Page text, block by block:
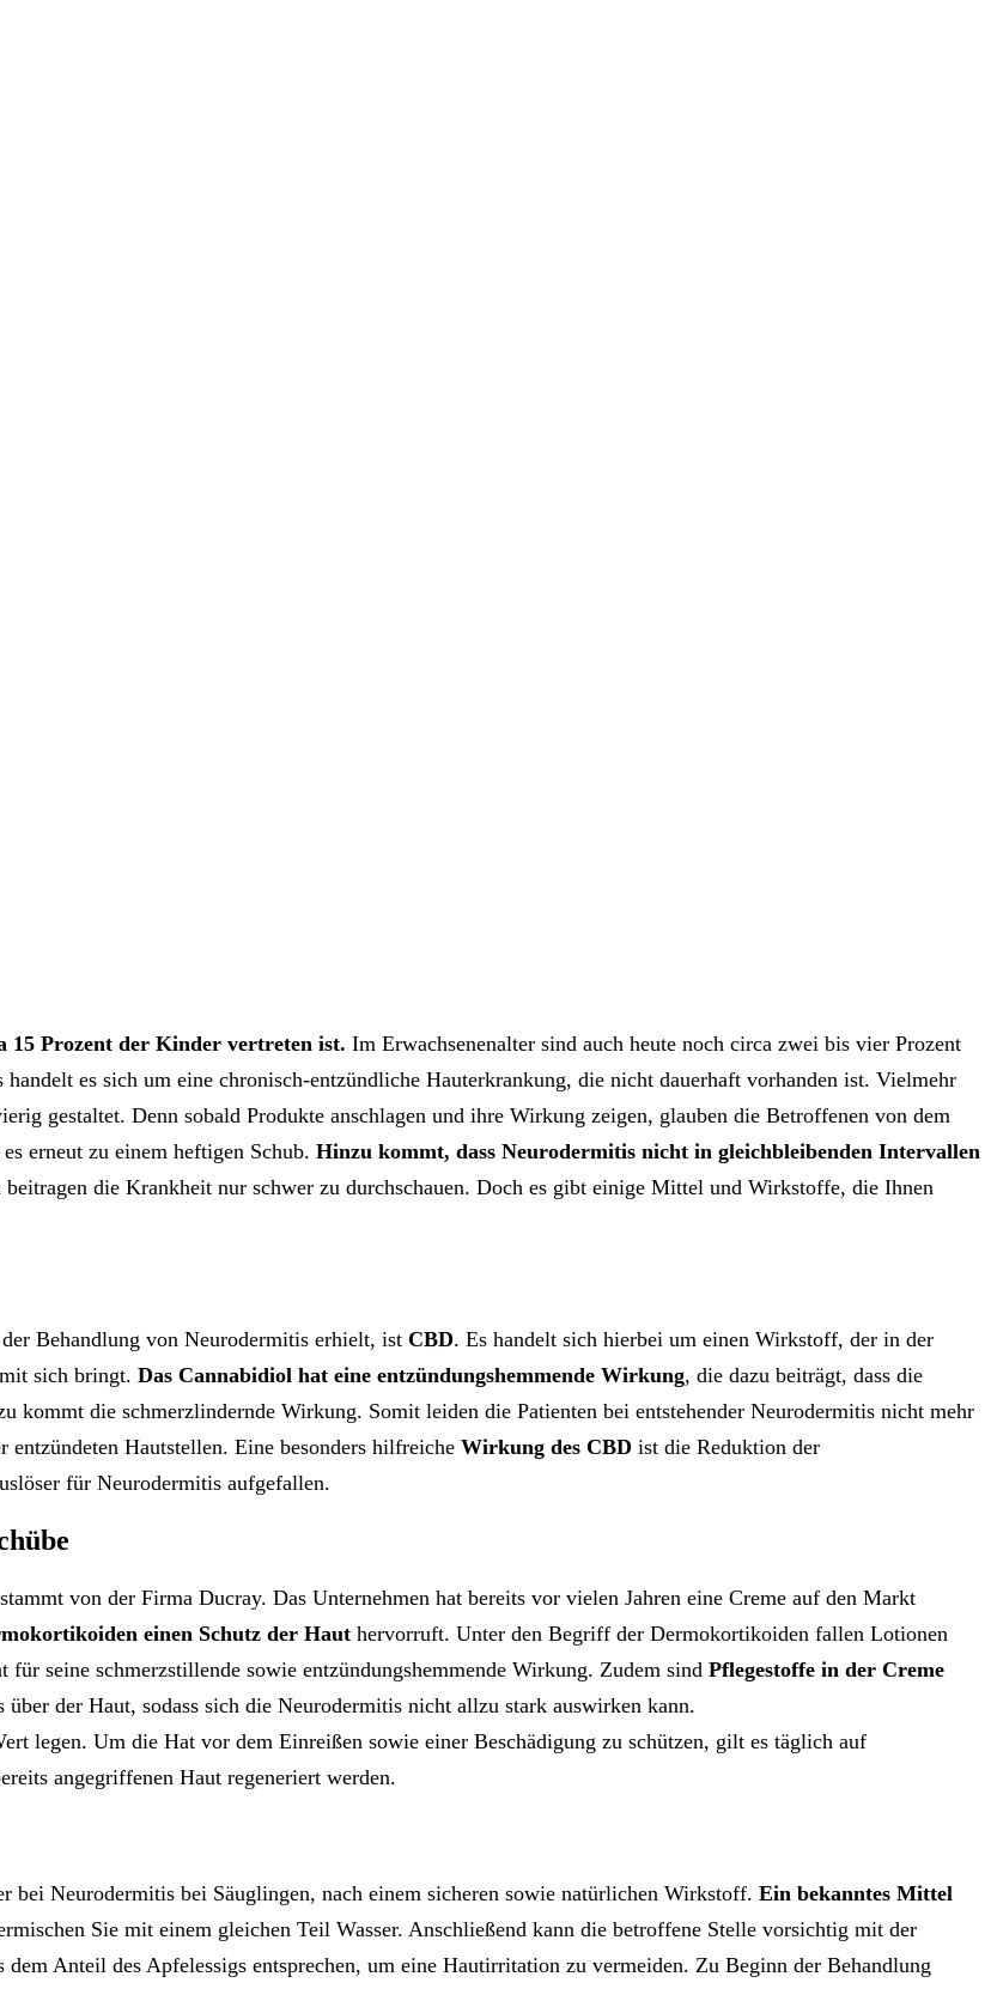
15 Prozent der Kinder vertreten ist. Im Erwachsenenalter sind auch heute noch circa zwei bis vier Prozent
es sich um eine chronisch-entzündliche Hauterkrankung, die nicht dauerhaft vorhanden ist. Vielmehr
gestaltet. Denn sobald Produkte anschlagen und ihre Wirkung zeigen, glauben die Betroffenen von dem
erneut zu einem heftigen Schub. Hinzu kommt, dass Neurodermitis nicht in gleichbleibenden Intervallen
die Krankheit nur schwer zu durchschauen. Doch es gibt einige Mittel und Wirkstoffe, die Ihnen
Behandlung von Neurodermitis erhielt, ist CBD. Es handelt sich hierbei um einen Wirkstoff, der in der
sich bringt. Das Cannabidiol hat eine entzündungshemmende Wirkung, die dazu beiträgt, dass die
kommt die schmerzlindernde Wirkung. Somit leiden die Patienten bei entstehender Neurodermitis nicht mehr
Hautstellen. Eine besonders hilfreiche Wirkung des CBD ist die Reduktion der
für Neurodermitis aufgefallen.
von der Firma Ducray. Das Unternehmen hat bereits vor vielen Jahren eine Creme auf den Markt
einen Schutz der Haut hervorruft. Unter den Begriff der Dermokortikoiden fallen Lotionen
für seine schmerzstillende sowie entzündungshemmende Wirkung. Zudem sind Pflegestoffe in der Creme
der Haut, sodass sich die Neurodermitis nicht allzu stark auswirken kann.
legen. Um die Hat vor dem Einreißen sowie einer Beschädigung zu schützen, gilt es täglich auf
angegriffenen Haut regeneriert werden.
bei Neurodermitis bei Säuglingen, nach einem sicheren sowie natürlichen Wirkstoff. Ein bekanntes Mittel
Sie mit einem gleichen Teil Wasser. Anschließend kann die betroffene Stelle vorsichtig mit der
Anteil des Apfelessigs entsprechen, um eine Hautirritation zu vermeiden. Zu Beginn der Behandlung